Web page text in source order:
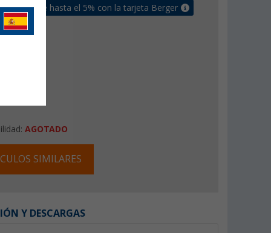
bonus de hasta el 5% con la tarjeta Berger
AGOTADO
SIMILARES
Y DESCARGAS